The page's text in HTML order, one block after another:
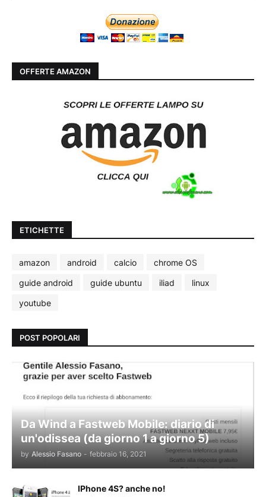
OFFERTE AMAZON
ETICHETTE
amazon android calcio
chrome OS
guide android
guide ubuntu iliad
linux
youtube
POST POPOLARI
Da Wind a Fastweb Mobile: diario di
un'odissea (da giorno 1 a giorno 5)
by Alessio Fasano - febbraio 16, 2021
IPhone 4S? anche no!